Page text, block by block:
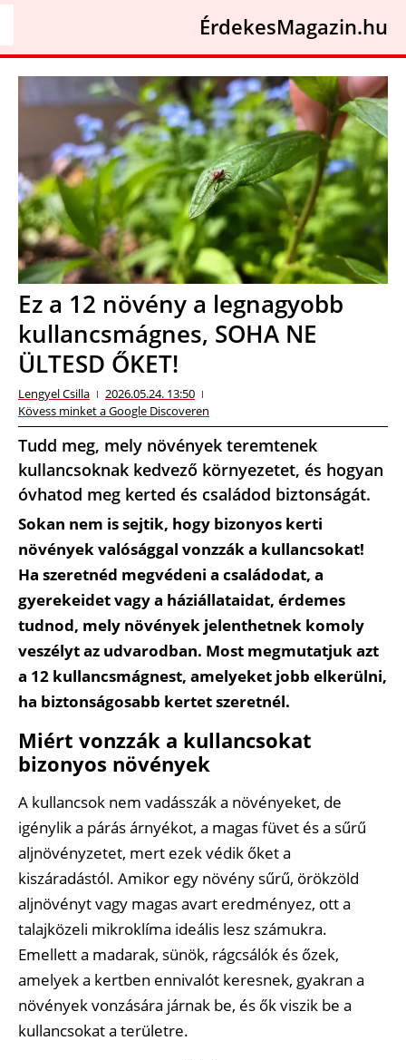
ÉrdekesMagazin.hu
Ez a 12 növény a legnagyobb
kullancsmágnes, SOHA NE
ÜLTESD ŐKET!
Lengyel Csilla
2026.05.24. 13:50
Kövess minket a Google Discoveren
Tudd meg, mely növények teremtenek
kullancsoknak kedvező környezetet, és hogyan
óvhatod meg kerted és családod biztonságát.
Sokan nem is sejtik, hogy bizonyos kerti
növények valósággal vonzzák a kullancsokat!
Ha szeretnéd megvédeni a családodat, a
gyerekeidet vagy a háziállataidat, érdemes
tudnod, mely növények jelenthetnek komoly
veszélyt az udvarodban. Most megmutatjuk azt
a 12 kullancsmágnest, amelyeket jobb elkerülni,
ha biztonságosabb kertet szeretnél.
Miért vonzzák a kullancsokat
bizonyos növények
A kullancsok nem vadásszák a növényeket, de
igénylik a párás árnyékot, a magas füvet és a sűrű
aljnövényzetet, mert ezek védik őket a
kiszáradástól. Amikor egy növény sűrű, örökzöld
aljnövényt vagy magas avart eredményez, ott a
talajközeli mikroklíma ideális lesz számukra.
Emellett a madarak, sünök, rágcsálók és őzek,
amelyek a kertben ennivalót keresnek, gyakran a
növények vonzására járnak be, és ők viszik be a
kullancsokat a területre.